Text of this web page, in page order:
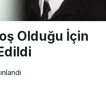
Olduğu İçin